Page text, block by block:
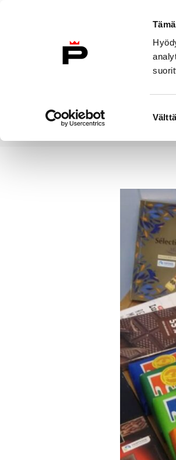
Etusivulle
Etusivu